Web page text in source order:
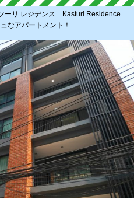
ーリ レジデンス Kasturi Residence
なアパートメント！